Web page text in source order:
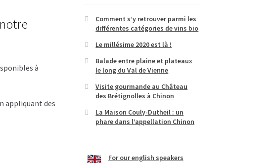
à
appliquant des
Comment s’y retrouver parmi les
différentes catégories de vins bio
Le millésime 2020 est là !
Balade entre plaine et plateaux
le long du Val de Vienne
Visite gourmande au Château
des Brétignolles à Chinon
La Maison Couly-Dutheil : un
phare dans l’appellation Chinon
For our english speakers